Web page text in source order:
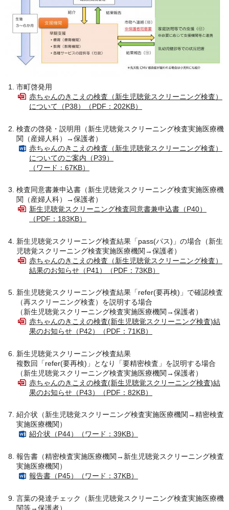
市町啓発用
赤ちゃんのきこえの検査（新生児聴覚スクリーニング検査）
について（P38）（PDF：202KB）
検査の啓発・説明用（新生児聴覚スクリーニング検査実施医療機
関（産婦人科）→保護者）
赤ちゃんのきこえの検査（新生児聴覚スクリーニング検査）
についてのご案内（P39）
（ワード：67KB）
検査同意書兼申込書（新生児聴覚スクリーニング検査実施医療機
関（産婦人科）→保護者）
新生児聴覚スクリーニング検査同意書兼申込書（P40）
（PDF：183KB）
新生児聴覚スクリーニング検査結果「pass(パス)」の場合（新生
児聴覚スクリーニング検査実施医療機関→保護者）
赤ちゃんのきこえの検査（新生児聴覚スクリーニング検査）
結果のお知らせ（P41）（PDF：73KB）
新生児聴覚スクリーニング検査結果「refer(要再検)」で確認検査
（再スクリーニング検査）を説明する場合
（新生児聴覚スクリーニング検査実施医療機関→保護者）
赤ちゃんのきこえの検査(新生児聴覚スクリーニング検査)結
果のお知らせ（P42）（PDF：71KB）
新生児聴覚スクリーニング検査結果
複数回「refer(要再検)」となり「要精密検査」を説明する場合
（新生児聴覚スクリーニング検査実施医療機関→保護者）
赤ちゃんのきこえの検査(新生児聴覚スクリーニング検査)結
果のお知らせ（P43）（PDF：82KB）
紹介状（新生児聴覚スクリーニング検査実施医療機関→精密検査
実施医療機関）
紹介状（P44）（ワード：39KB）
報告書（精密検査実施医療機関→新生児聴覚スクリーニング検査
実施医療機関）
報告書（P45）（ワード：37KB）
言葉の発達チェック（新生児聴覚スクリーニング検査実施医療機
関等→保護者）